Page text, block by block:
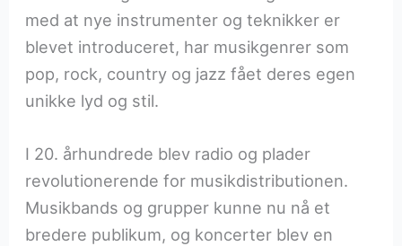
med at nye instrumenter og teknikker er
blevet introduceret, har musikgenrer som
pop, rock, country og jazz fået deres egen
unikke lyd og stil.
I 20. århundrede blev radio og plader
revolutionerende for musikdistributionen.
Musikbands og grupper kunne nu nå et
bredere publikum, og koncerter blev en